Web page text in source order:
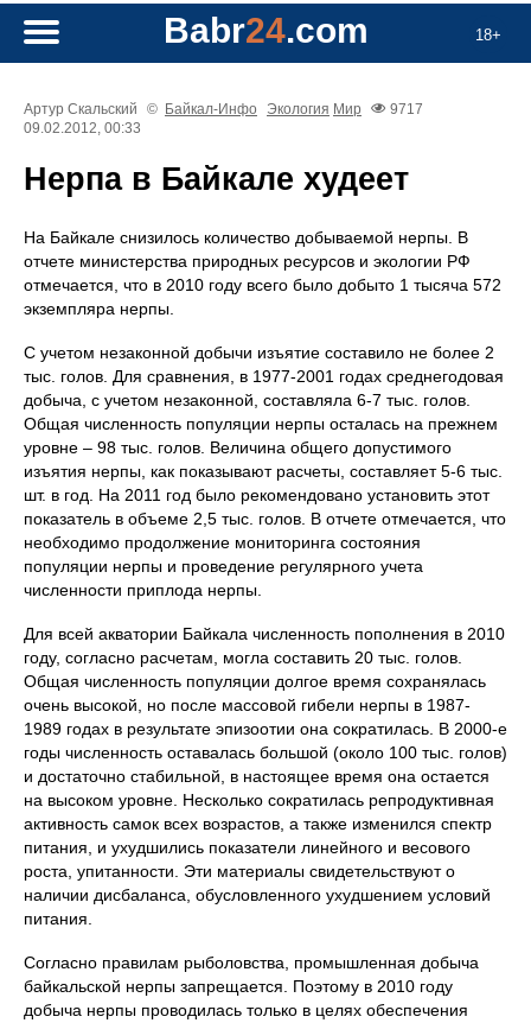
18+
Babr24.com
Артур Скальский © Байкал-Инфо Экология Мир
9717
09.02.2012, 00:33
Нерпа в Байкале худеет
На Байкале снизилось количество добываемой нерпы. В
отчете министерства природных ресурсов и экологии РФ
отмечается, что в 2010 году всего было добыто 1 тысяча 572
экземпляра нерпы.
С учетом незаконной добычи изъятие составило не более 2
тыс. голов. Для сравнения, в 1977-2001 годах среднегодовая
добыча, с учетом незаконной, составляла 6-7 тыс. голов.
Общая численность популяции нерпы осталась на прежнем
уровне – 98 тыс. голов. Величина общего допустимого
изъятия нерпы, как показывают расчеты, составляет 5-6 тыс.
шт. в год. На 2011 год было рекомендовано установить этот
показатель в объеме 2,5 тыс. голов. В отчете отмечается, что
необходимо продолжение мониторинга состояния
популяции нерпы и проведение регулярного учета
численности приплода нерпы.
Для всей акватории Байкала численность пополнения в 2010
году, согласно расчетам, могла составить 20 тыс. голов.
Общая численность популяции долгое время сохранялась
очень высокой, но после массовой гибели нерпы в 1987-
1989 годах в результате эпизоотии она сократилась. В 2000-е
годы численность оставалась большой (около 100 тыс. голов)
и достаточно стабильной, в настоящее время она остается
на высоком уровне. Несколько сократилась репродуктивная
активность самок всех возрастов, а также изменился спектр
питания, и ухудшились показатели линейного и весового
роста, упитанности. Эти материалы свидетельствуют о
наличии дисбаланса, обусловленного ухудшением условий
питания.
Согласно правилам рыболовства, промышленная добыча
байкальской нерпы запрещается. Поэтому в 2010 году
добыча нерпы проводилась только в целях обеспечения